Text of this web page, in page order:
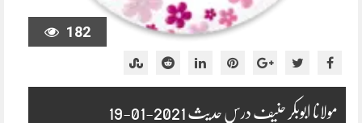
182
مولانا ابوبکر حنیف درس حدیث 2021-01-19